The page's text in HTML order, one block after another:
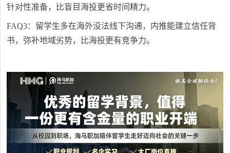
针对性准备，比盲目海投更省时间精力。
FAQ3：留学生多在海外没法线下沟通，内推能建立信任背
书，弥补地域劣势，比海投更有竞争力。